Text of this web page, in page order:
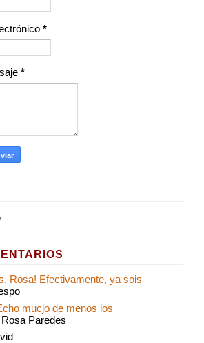
*
*
Rosa! Efectivamente, ya sois
mucjo de menos los
Paredes